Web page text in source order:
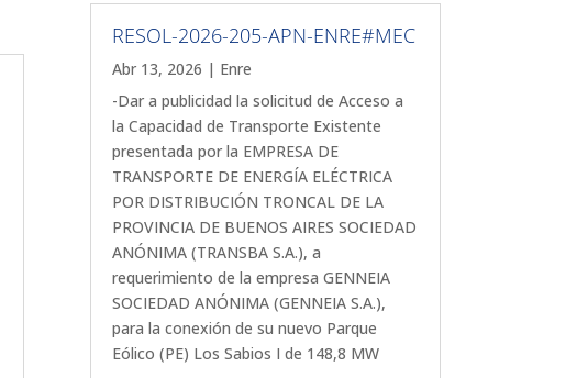
RESOL-2026-205-APN-ENRE#MEC
Abr 13, 2026 | Enre
-Dar a publicidad la solicitud de Acceso a
la Capacidad de Transporte Existente
presentada por la EMPRESA DE
TRANSPORTE DE ENERGÍA ELÉCTRICA
POR DISTRIBUCIÓN TRONCAL DE LA
PROVINCIA DE BUENOS AIRES SOCIEDAD
ANÓNIMA (TRANSBA S.A.), a
requerimiento de la empresa GENNEIA
SOCIEDAD ANÓNIMA (GENNEIA S.A.),
para la conexión de su nuevo Parque
Eólico (PE) Los Sabios I de 148,8 MW